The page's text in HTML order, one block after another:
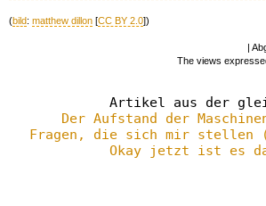
(bild: matthew dillon [CC BY 2.0])
|
The views
Artikel aus der
Der Aufstand der
Fragen, die sich mir stellen
Okay jetzt ist es